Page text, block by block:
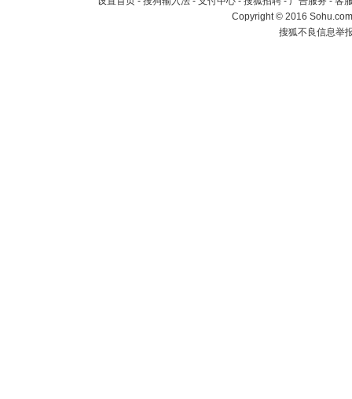
Copyright©2016
搜狐不良信息举